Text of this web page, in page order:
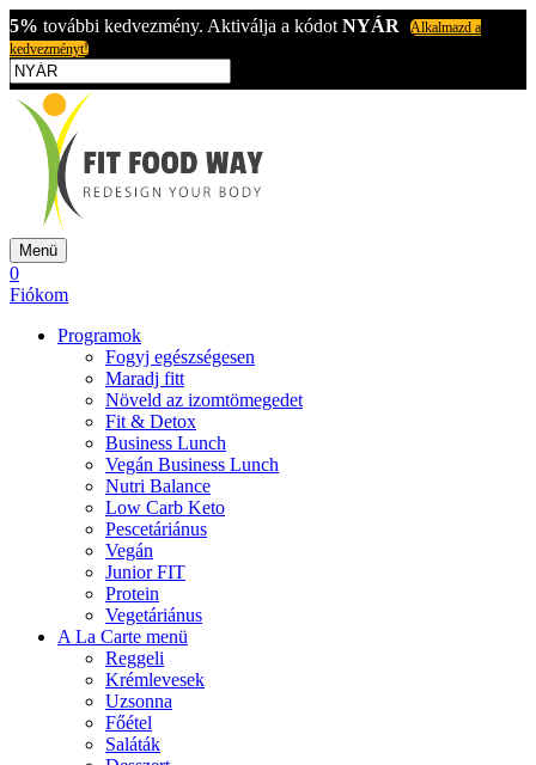
5% további kedvezmény. Aktiválja a kódot NYÁR
Alkalmazd a
kedvezményt!
Menü
0
Fiókom
Programok
Fogyj egészségesen
Maradj fitt
Növeld az izomtömegedet
Fit & Detox
Business Lunch
Vegán Business Lunch
Nutri Balance
Low Carb Keto
Pescetáriánus
Vegán
Junior FIT
Protein
Vegetáriánus
A La Carte menü
Reggeli
Krémlevesek
Uzsonna
Főétel
Saláták